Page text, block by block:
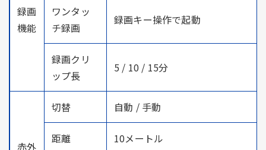
録画
機能
ワンタッ
チ録画
録画キー操作で起動
録画クリ
ップ長
5 / 10 / 15分
赤外
切替 自動 / 手動
距離 10メートル